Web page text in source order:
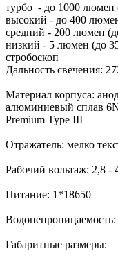
турбо - до 1000 люмен
высокий - до 400
средний - 200 люмен
низкий - 5 люмен (до
стробоскоп
Дальность свечения:
Материал корпуса:
алюминиевый сплав
Premium Type III
Отражатель: мелко
Рабочий вольтаж: 2,8 -
Питание: 1*18650
Габаритные размеры: